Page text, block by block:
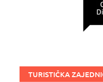
TURISTIČKA